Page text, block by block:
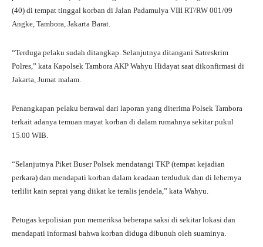
A
pp
a
m
ok r
(40) di tempat tinggal korban di Jalan Padamulya VIII RT/RW 001/09
Angke, Tambora, Jakarta Barat.
“Terduga pelaku sudah ditangkap. Selanjutnya ditangani Satreskrim
Polres,” kata Kapolsek Tambora AKP Wahyu Hidayat saat dikonfirmasi di
Jakarta, Jumat malam.
Penangkapan pelaku berawal dari laporan yang diterima Polsek Tambora
terkait adanya temuan mayat korban di dalam rumahnya sekitar pukul
15.00 WIB.
“Selanjutnya Piket Buser Polsek mendatangi TKP (tempat kejadian
perkara) dan mendapati korban dalam keadaan terduduk dan di lehernya
terlilit kain seprai yang diikat ke teralis jendela,” kata Wahyu.
Petugas kepolisian pun memeriksa beberapa saksi di sekitar lokasi dan
mendapati informasi bahwa korban diduga dibunuh oleh suaminya.